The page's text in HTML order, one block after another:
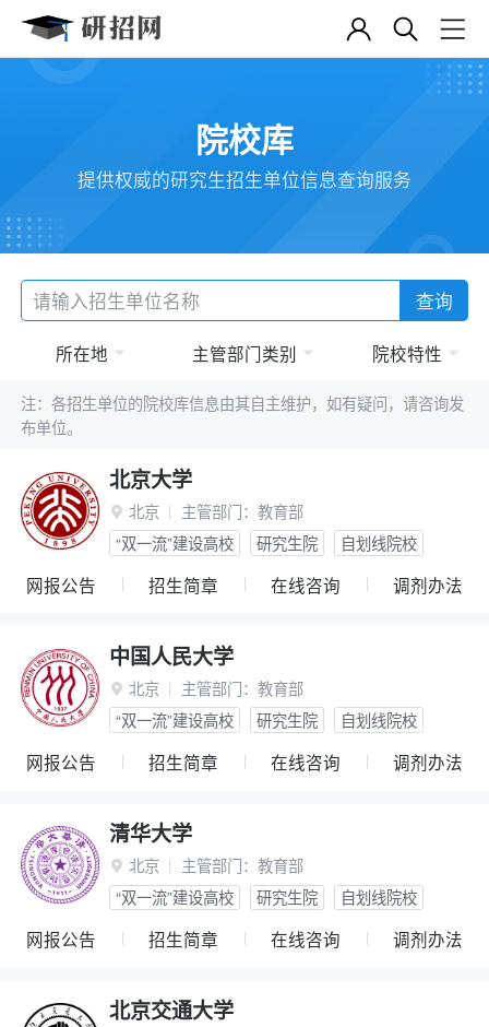
院校库
提供权威的研究生招生单位信息查询服务
查询
所在地 主管部门类别 院校特性
注：各招生单位的院校库信息由其自主维护，如有疑问，请咨询发
布单位。
北京大学
 北京 主管部门： 教育部
“双一流”建设高校
研究生院 自划线院校
网报公告 招生简章 在线咨询 调剂办法
中国人民大学
 北京 主管部门： 教育部
“双一流”建设高校
研究生院 自划线院校
网报公告 招生简章 在线咨询 调剂办法
清华大学
 北京 主管部门： 教育部
“双一流”建设高校
研究生院 自划线院校
网报公告 招生简章 在线咨询 调剂办法
北京交通大学